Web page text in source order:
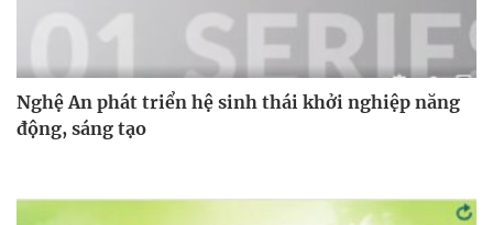
Nghệ An phát triển hệ sinh thái khởi nghiệp năng
động, sáng tạo